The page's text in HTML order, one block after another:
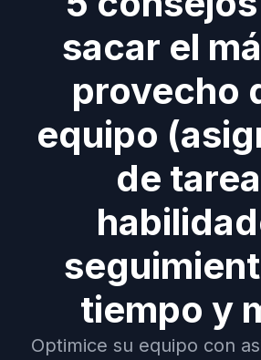
sacar el
provecho
equipo
de
tiempo y
Optimice su equipo con